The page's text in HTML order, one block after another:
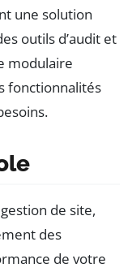
une solution
outils d’audit et
modulaire
fonctionnalités
de site,
des
de votre